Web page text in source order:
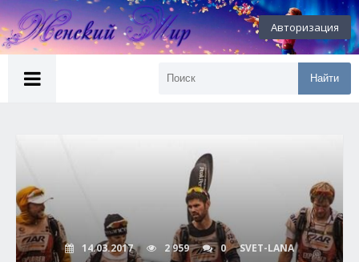
Авторизация
Найти
14.03.2017 2 959 0 SVET-LANA